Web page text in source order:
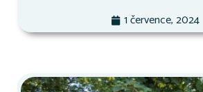
1 července, 2024